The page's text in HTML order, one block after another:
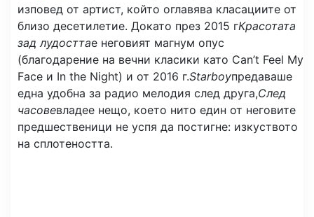
изповед от артист, който оглавява класациите от
близо десетилетие. Докато през 2015 гКрасотата
зад лудосттае неговият магнум опус
(благодарение на вечни класики като Can’t Feel My
Face и In the Night) и от 2016 г.Starboyпредаваше
една удобна за радио мелодия след друга,След
часовевладее нещо, което нито един от неговите
предшественици не успя да постигне: изкуството
на сплотеността.